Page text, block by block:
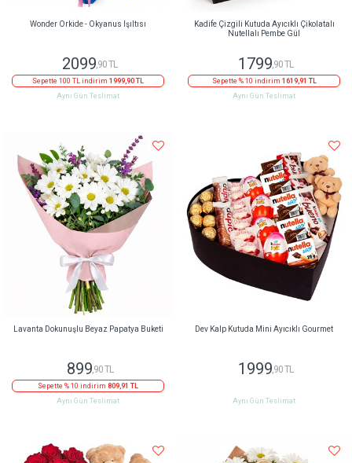
Wonder Orkide - Okyanus Işıltısı
2099 ,90 TL
Sepette 100 TL indirim 1999,90 TL
Aynı Gün Teslimat
Kadife Çizgili Kutuda Ayıcıklı Çikolatalı
Nutellalı Pembe Gül
1799 ,90 TL
Sepette % 10 indirim 1619,91 TL
Aynı Gün Teslimat
Lavanta Dokunuşlu Beyaz Papatya Buketi
899,90 TL
Sepette % 10 indirim 809,91 TL
Aynı Gün Teslimat
Dev Kalp Kutuda Mini Ayıcıklı Gourmet
1999,90 TL
Aynı Gün Teslimat